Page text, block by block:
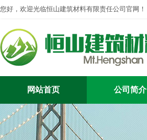
您好，欢迎光临恒山建筑材料有限责任公司官网！
网站首页 公司简介